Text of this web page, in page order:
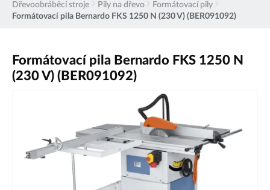
Dřevoobráběcí stroje Pily na dřevo
Formátovací pily
Formátovací pila Bernardo FKS 1250 N (230 V) (BER091092)
Formátovací pila Bernardo FKS 1250 N
(230 V) (BER091092)